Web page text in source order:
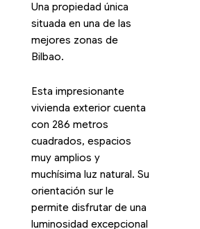
Una propiedad única
situada en una de las
mejores zonas de
Bilbao.
Esta impresionante
vivienda exterior cuenta
con 286 metros
cuadrados, espacios
muy amplios y
muchísima luz natural. Su
orientación sur le
permite disfrutar de una
luminosidad excepcional